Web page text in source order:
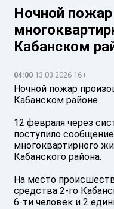
Ночной
Кабанском
04:00 13.03.2026 16+
Ночной пожар
Кабанском районе
12 февраля через
поступило
многоквартирного
Кабанского района.
На место
средства 2-го
6-ти человек и 2